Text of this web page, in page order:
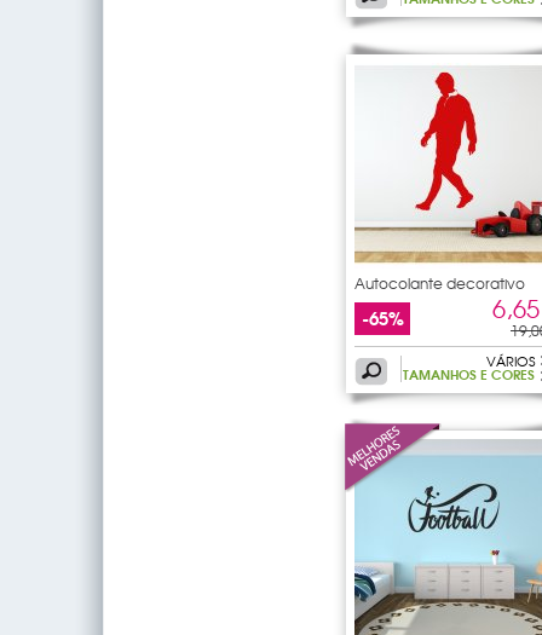
Autocolante decorativo
jogador
-65%
VÁRIOS
TAMANHOS E CORES